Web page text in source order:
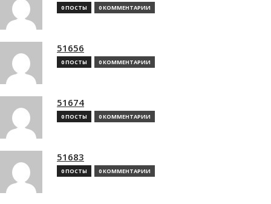
0 ПОСТЫ 0 КОММЕНТАРИИ
51656
0 ПОСТЫ 0 КОММЕНТАРИИ
51674
0 ПОСТЫ 0 КОММЕНТАРИИ
51683
0 ПОСТЫ 0 КОММЕНТАРИИ